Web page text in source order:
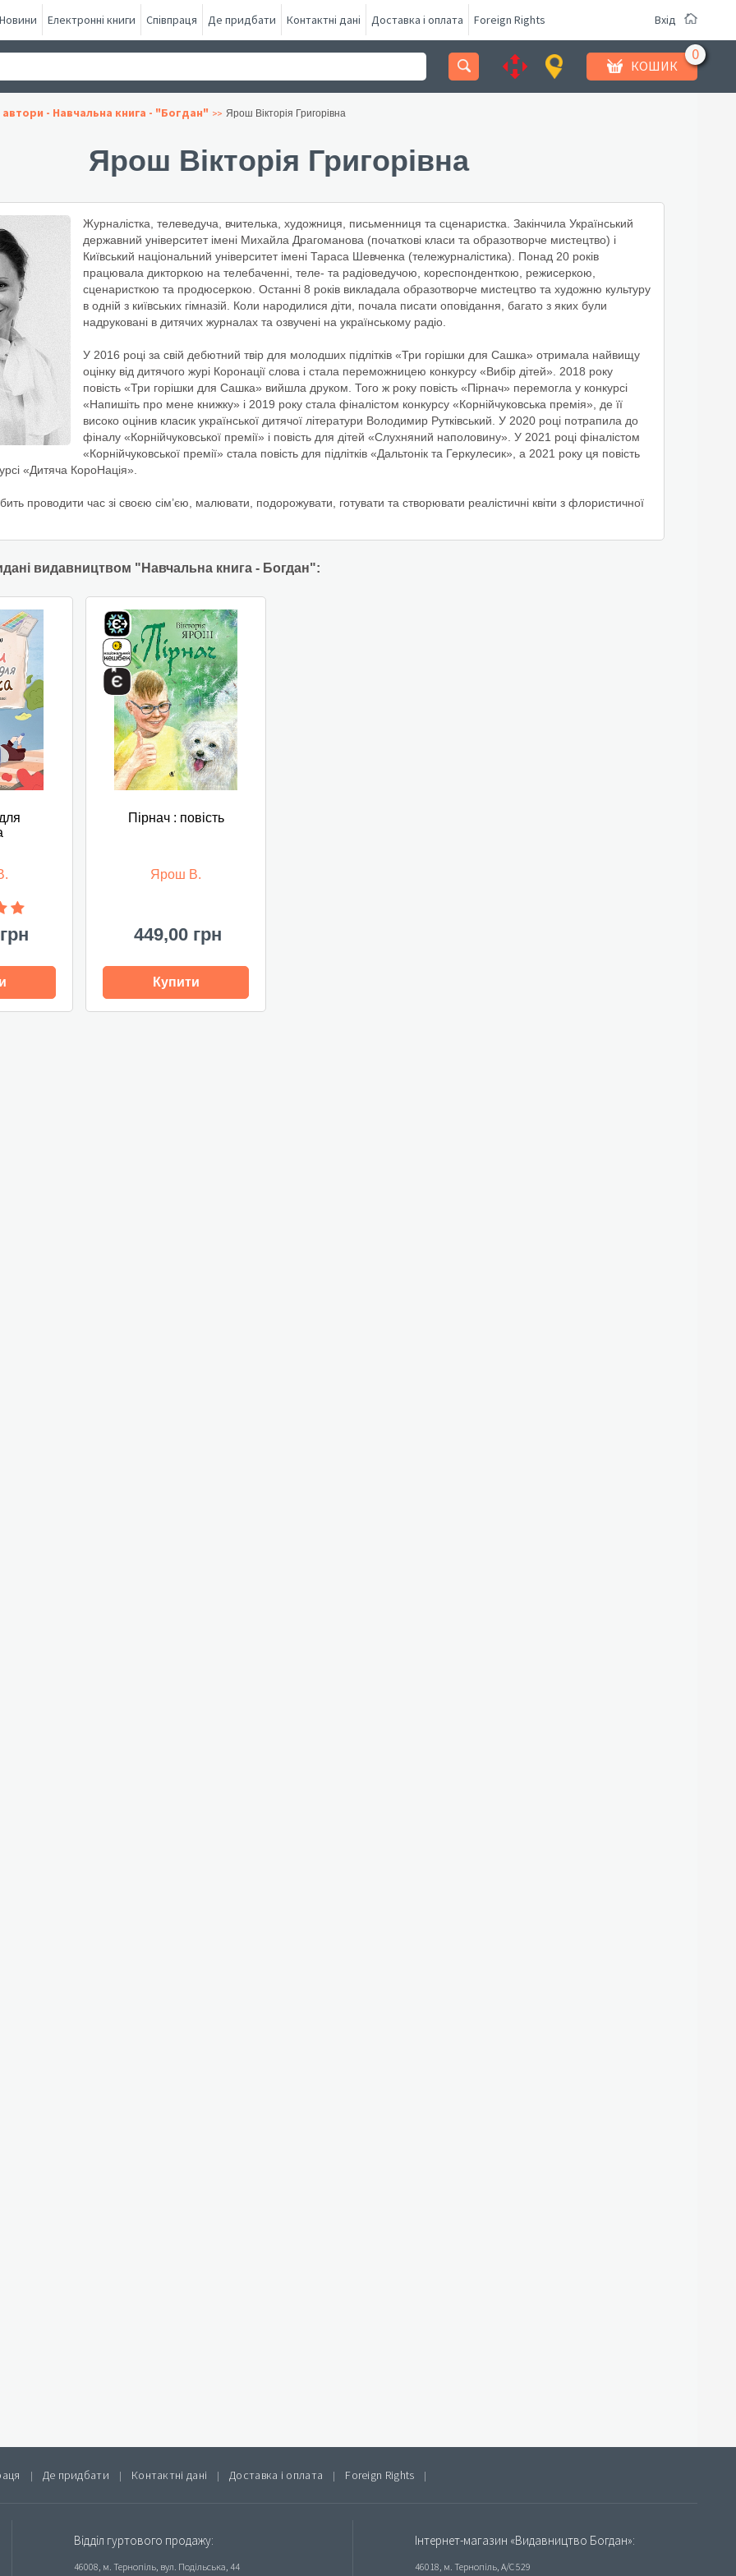
Новини Електронні книги Співпраця Де придбати Контактні дані Доставка і оплата Foreign Rights Вхід
КОШИК
- Навчальна книга - "Богдан" Ярош Вікторія Григорівна
Ярош Вікторія Григорівна
Журналістка, телеведуча, вчителька, художниця, письменниця та сценаристка. Закінчила Український
державний університет імені Михайла Драгоманова (початкові класи та образотворче мистецтво) і
Київський національний університет імені Тараса Шевченка (тележурналістика). Понад 20 років
працювала дикторкою на телебаченні, теле- та радіоведучою, кореспонденткою, режисеркою,
сценаристкою та продюсеркою. Останні 8 років викладала образотворче мистецтво та художню культуру
в одній з київських гімназій. Коли народилися діти, почала писати оповідання, багато з яких були
надруковані в дитячих журналах та озвучені на українському радіо.
У 2016 році за свій дебютний твір для молодших підлітків «Три горішки для Сашка» отримала найвищу
оцінку від дитячого журі Коронації слова і стала переможницею конкурсу «Вибір дітей». 2018 року
повість «Три горішки для Сашка» вийшла друком. Того ж року повість «Пірнач» перемогла у конкурсі
«Напишіть про мене книжку» і 2019 року стала фіналістом конкурсу «Корнійчуковська премія», де її
високо оцінив класик української дитячої літератури Володимир Рутківський. У 2020 році потрапила до
фіналу «Корнійчуковської премії» і повість для дітей «Слухняний наполовину». У 2021 році фіналістом
«Корнійчуковської премії» стала повість для підлітків «Дальтонік та Геркулесик», а 2021 року ця повість
«Дитяча КороНація».
проводити час зі своєю сім’єю, малювати, подорожувати, готувати та створювати реалістичні квіти з флористичної
видавництвом "Навчальна книга - Богдан":
Пірнач : повість
Ярош В.
449,00 грн
Купити
| Де придбати | Контактні дані | Доставка і оплата | Foreign Rights |
Відділ гуртового продажу:
46008, м. Тернопіль, вул. Подільська, 44
Інтернет-магазин «Видавництво Богдан»:
46018, м. Тернопіль, А/С 529